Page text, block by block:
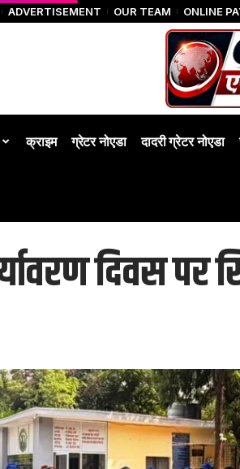
ADVERTISEMENT OUR TEAM ONLINE
क्राइम ग्रेटर नोएडा दादरी ग्रेटर नोएडा
दिवस